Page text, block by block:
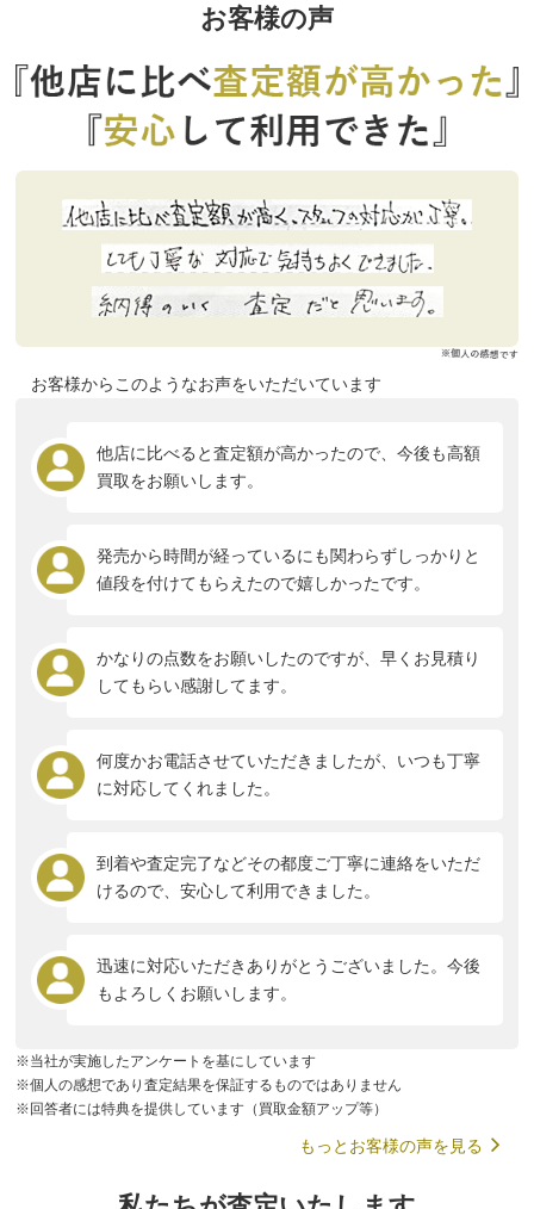
お客様の声
お客様からこのようなお声をいただいています
他店に比べると査定額が高かったので、今後も高額
買取をお願いします。
発売から時間が経っているにも関わらずしっかりと
値段を付けてもらえたので嬉しかったです。
かなりの点数をお願いしたのですが、早くお見積り
してもらい感謝してます。
何度かお電話させていただきましたが、いつも丁寧
に対応してくれました。
到着や査定完了などその都度ご丁寧に連絡をいただ
けるので、安心して利用できました。
迅速に対応いただきありがとうございました。今後
もよろしくお願いします。
※当社が実施したアンケートを基にしています
※個人の感想であり査定結果を保証するものではありません
※回答者には特典を提供しています（買取金額アップ等）
もっとお客様の声を見る